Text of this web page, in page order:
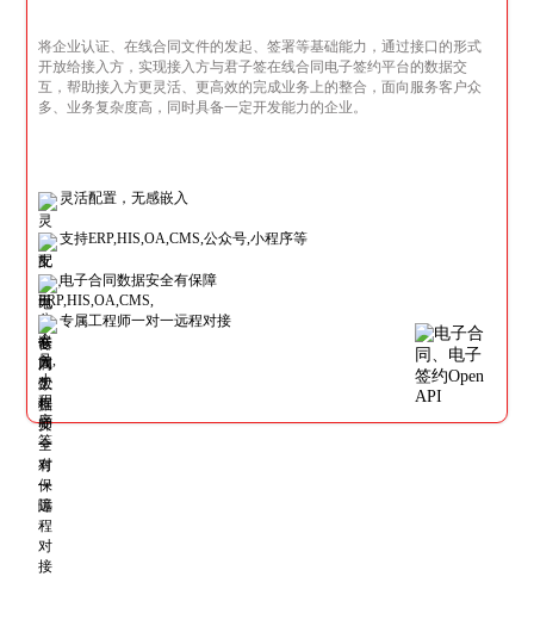
将企业认证、在线合同文件的发起、签署等基础能力，通过接口的形式
开放给接入方，实现接入方与君子签在线合同电子签约平台的数据交
互，帮助接入方更灵活、更高效的完成业务上的整合，面向服务客户众
多、业务复杂度高，同时具备一定开发能力的企业。
灵活配置，无感嵌入
支持ERP,HIS,OA,CMS,公众号,小程序等
电子合同数据安全有保障
专属工程师一对一远程对接